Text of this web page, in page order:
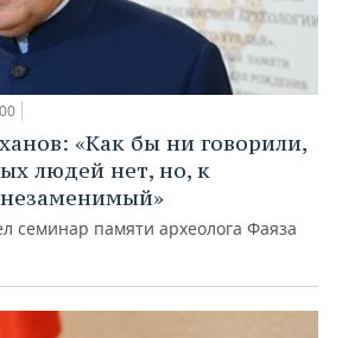
«Как бы ни говорили,
людей нет, но, к
семинар памяти археолога Фаяза